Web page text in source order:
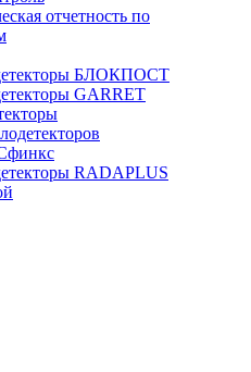
отчетность по
БЛОКПОСТ
GARRET
RADAPLUS